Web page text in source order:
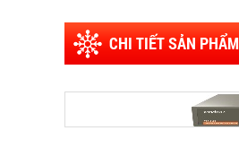
CHI TIẾT SẢN PHẨM